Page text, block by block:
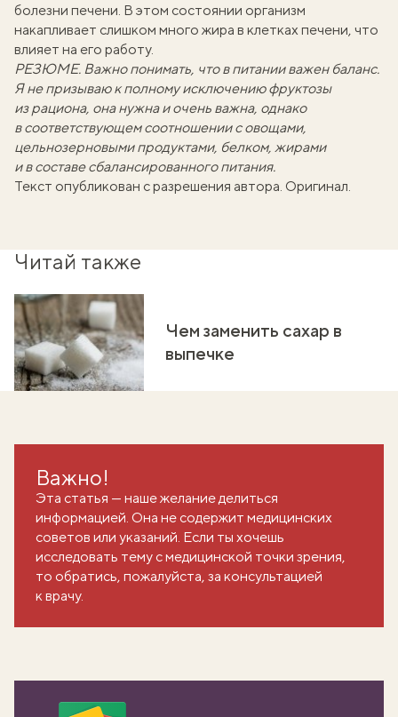
болезни печени. В этом состоянии организм
накапливает слишком много жира в клетках печени, что
влияет на его работу.
РЕЗЮМЕ. Важно понимать, что в питании важен баланс.
Я не призываю к полному исключению фруктозы
из рациона, она нужна и очень важна, однако
в соответствующем соотношении с овощами,
цельнозерновыми продуктами, белком, жирами
и в составе сбалансированного питания.
Текст опубликован с разрешения автора. Оригинал
Читай также
Чем заменить сахар в
выпечке
Важно!
Эта статья — наше желание делиться
информацией. Она не содержит медицинских
советов или указаний. Если ты хочешь
исследовать тему с медицинской точки зрения,
то обратись, пожалуйста, за консультацией
к врачу.